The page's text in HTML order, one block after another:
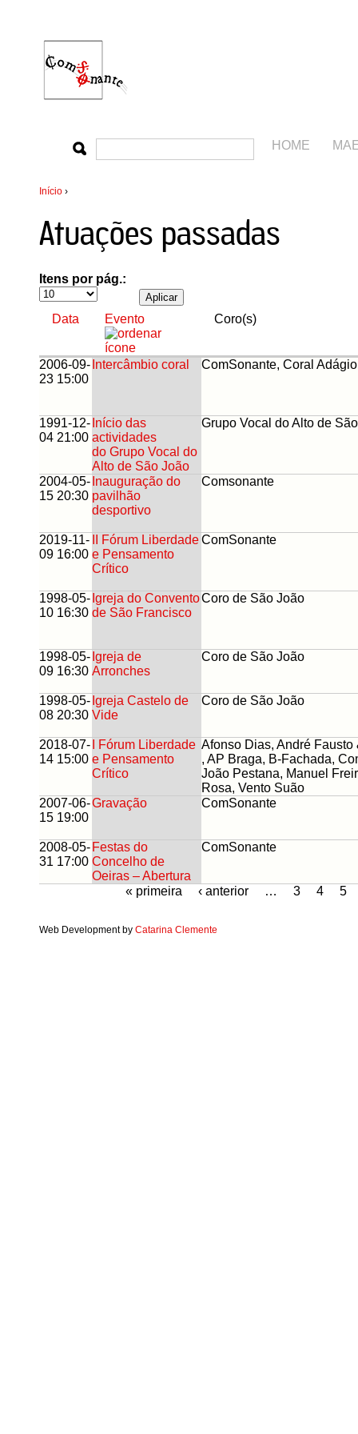
HOME
Início ›
Atuações passadas
Itens por pág.:
Data Evento Coro(s)
2006-09-
23 15:00
Intercâmbio coral ComSonante, Coral Adágio
1991-12-
04 21:00
Início das
actividades
do Grupo Vocal do
Alto de São João
Grupo Vocal do Alto de
2004-05-
15 20:30
Inauguração do
pavilhão
desportivo
Comsonante
2019-11-
09 16:00
II Fórum Liberdade
e Pensamento
Crítico
ComSonante
1998-05-
10 16:30
Igreja do Convento
de São Francisco
Coro de São João
1998-05-
09 16:30
Igreja de
Arronches
Coro de São João
1998-05-
08 20:30
Igreja Castelo de
Vide
Coro de São João
2018-07-
14 15:00
I Fórum Liberdade
e Pensamento
Crítico
Afonso Dias, André
, AP Braga, B-Fachada,
João Pestana, Manuel
Rosa, Vento Suão
2007-06-
15 19:00
Gravação ComSonante
2008-05-
31 17:00
Festas do
Concelho de
Oeiras – Abertura
ComSonante
« primeira ‹ anterior … 3 4 5
Web Development by Catarina Clemente